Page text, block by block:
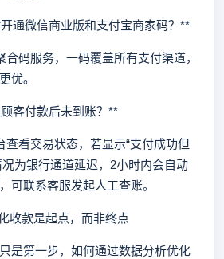
微信商业版和支付宝商家码？**
码服务，一码覆盖所有支付渠道，
优。
付款后未到账？**
看交易状态，若显示“支付成功但
况为银行通道延迟，2小时内会自动
可联系客服发起人工查账。
款是起点，而非终点
第一步，如何通过数据分析优化